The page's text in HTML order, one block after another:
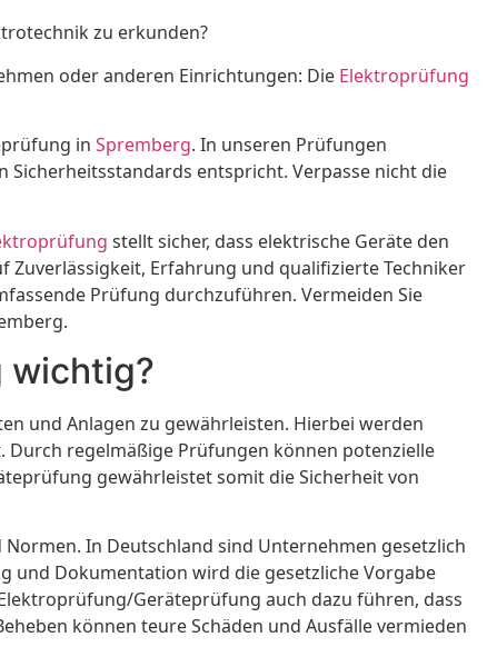
zu erkunden?
oder anderen Einrichtungen: Die Elektroprüfung
in Spremberg. In unseren Prüfungen
entspricht. Verpasse nicht die
stellt sicher, dass elektrische Geräte den
Zuverlässigkeit, Erfahrung und qualifizierte Techniker
Prüfung durchzuführen. Vermeiden Sie
wichtig?
und Anlagen zu gewährleisten. Hierbei werden
regelmäßige Prüfungen können potenzielle
gewährleistet somit die Sicherheit von
In Deutschland sind Unternehmen gesetzlich
und Dokumentation wird die gesetzliche Vorgabe
Geräteprüfung auch dazu führen, dass
können teure Schäden und Ausfälle vermieden